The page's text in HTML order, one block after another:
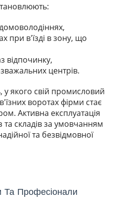
при в'їзді в зону, що
відпочинку,
центрів.
якого свій промисловий
воротах фірми стає
Активна експлуатація
та складів за умовчанням
та безвідмовної
Та Професіонали